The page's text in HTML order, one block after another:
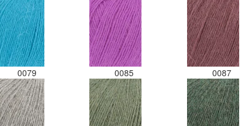
0079 0085 0087